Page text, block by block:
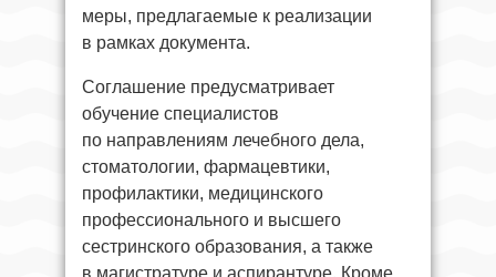
меры, предлагаемые к реализации
в рамках документа.
Соглашение предусматривает
обучение специалистов
по направлениям лечебного дела,
стоматологии, фармацевтики,
профилактики, медицинского
профессионального и высшего
сестринского образования, а также
в магистратуре и аспирантуре. Кроме